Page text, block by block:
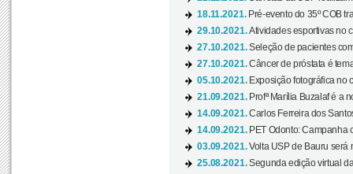
18.11.2021. Pré-evento do 35º COB
29.10.2021.Atividades esportivas no
27.10.2021.Seleção de pacientes
27.10.2021.Câncer de próstata é
05.10.2021. Exposição fotográfica no
21.09.2021. Profª Marília Buzalaf é a
14.09.2021.Carlos Ferreira dos
14.09.2021. PET Odonto: Campanha
03.09.2021.Volta USP de Bauru será
25.08.2021.Segunda edição virtual